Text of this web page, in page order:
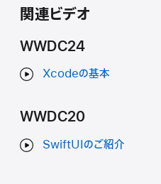
関連ビデオ
WWDC24
Xcodeの基本
WWDC20
SwiftUIのご紹介